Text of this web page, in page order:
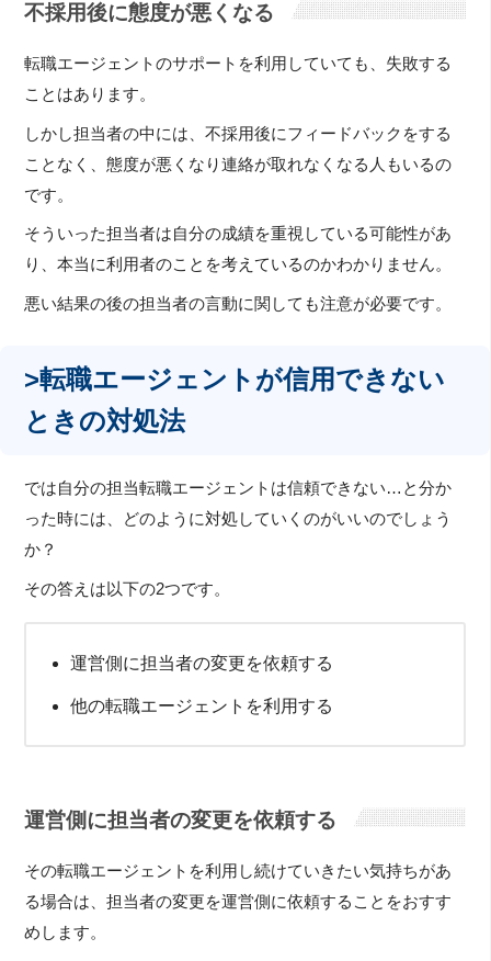
不採用後に態度が悪くなる
転職エージェントのサポートを利用していても、失敗する
ことはあります。
しかし担当者の中には、不採用後にフィードバックをする
ことなく、態度が悪くなり連絡が取れなくなる人もいるの
です。
そういった担当者は自分の成績を重視している可能性があ
り、本当に利用者のことを考えているのかわかりません。
悪い結果の後の担当者の言動に関しても注意が必要です。
>転職エージェントが信用できない
ときの対処法
では自分の担当転職エージェントは信頼できない…と分か
った時には、どのように対処していくのがいいのでしょう
か？
その答えは以下の2つです。
運営側に担当者の変更を依頼する
他の転職エージェントを利用する
運営側に担当者の変更を依頼する
その転職エージェントを利用し続けていきたい気持ちがあ
る場合は、担当者の変更を運営側に依頼することをおすす
めします。